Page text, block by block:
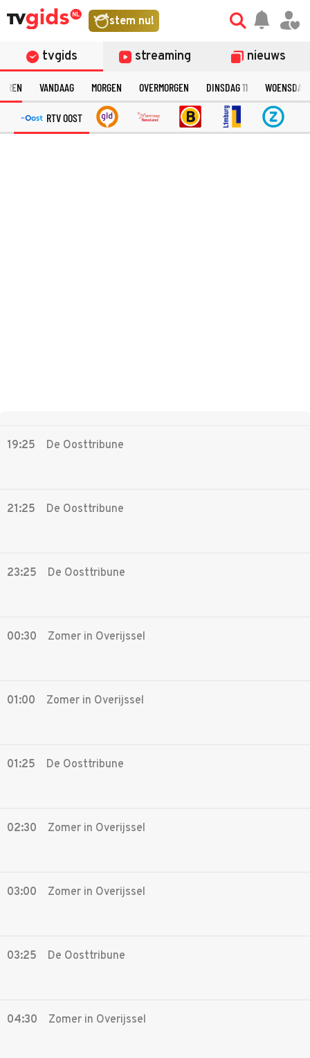
stem nu!
tvgids streaming nieuws
VANDAAG MORGEN OVERMORGEN DINSDAG11 WOENSDAG
RTV OOST
19:25 De Oosttribune
21:25 De Oosttribune
23:25 De Oosttribune
00:30 Zomer in Overijssel
01:00 Zomer in Overijssel
01:25 De Oosttribune
02:30 Zomer in Overijssel
03:00 Zomer in Overijssel
03:25 De Oosttribune
04:30 Zomer in Overijssel